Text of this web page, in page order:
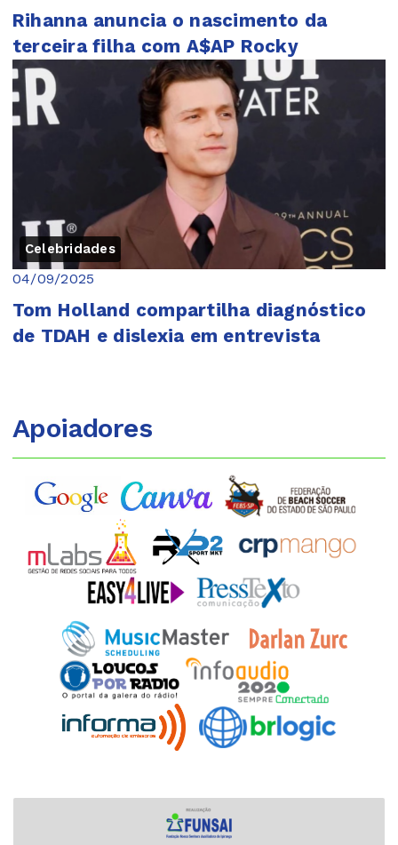
Rihanna anuncia o nascimento da
terceira filha com A$AP Rocky
Celebridades
04/09/2025
Tom Holland compartilha diagnóstico
de TDAH e dislexia em entrevista
Apoiadores